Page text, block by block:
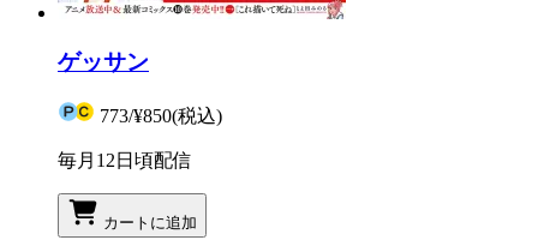
ゲッサン
773/¥850(税込)
毎月12日頃配信
カートに追加